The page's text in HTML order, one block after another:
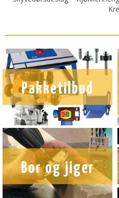
Pakketilbud
Bor og jiger